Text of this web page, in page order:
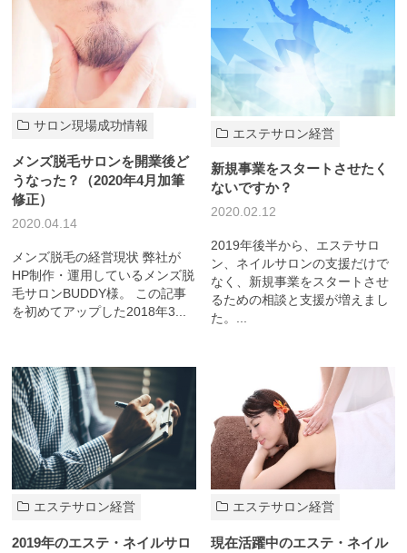
サロン現場成功情報
メンズ脱毛サロンを開業後ど
うなった？（2020年4月加筆
修正）
2020.04.14
メンズ脱毛の経営現状 弊社が
HP制作・運用しているメンズ脱
毛サロンBUDDY様。 この記事
を初めてアップした2018年3...
エステサロン経営
新規事業をスタートさせたく
ないですか？
2020.02.12
2019年後半から、エステサロ
ン、ネイルサロンの支援だけで
なく、新規事業をスタートさせ
るための相談と支援が増えまし
た。...
エステサロン経営
2019年のエステ・ネイルサロ
エステサロン経営
現在活躍中のエステ・ネイル